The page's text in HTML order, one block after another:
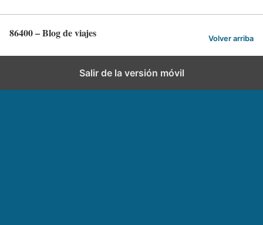
86400 – Blog de viajes Volver arriba
Salir de la versión móvil